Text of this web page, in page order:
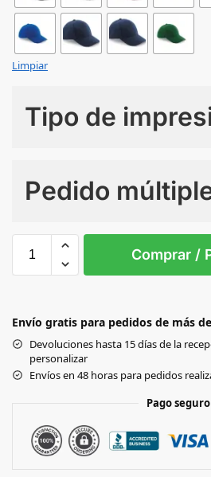
Limpiar
Tipo de
Pedido
Child product needs to have two
Comprar /
Envío gratis para pedidos de más
Devoluciones hasta 15 días de la
personalizar
Envíos en 48 horas para pedidos
Pago seguro